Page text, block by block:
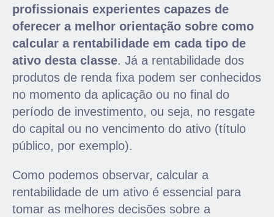
profissionais experientes capazes de
oferecer a melhor orientação sobre como
calcular a rentabilidade em cada tipo de
ativo desta classe. Já a rentabilidade dos
produtos de renda fixa podem ser conhecidos
no momento da aplicação ou no final do
período de investimento, ou seja, no resgate
do capital ou no vencimento do ativo (título
público, por exemplo).
Como podemos observar, calcular a
rentabilidade de um ativo é essencial para
tomar as melhores decisões sobre a